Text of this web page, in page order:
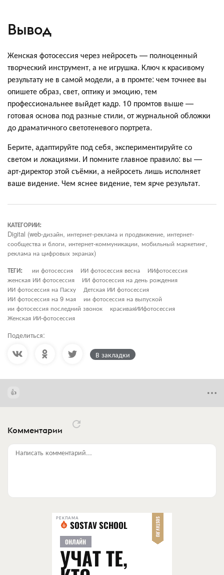
Вывод
Женская фотосессия через нейросеть — полноценный
творческий инструмент, а не игрушка. Ключ к красивому
результату не в самой модели, а в промте: чем точнее вы
опишете образ, свет, оптику и эмоцию, тем
профессиональнее выйдет кадр. 10 промтов выше —
готовая основа под разные стили, от журнальной обложки
до драматичного светотеневого портрета.
Берите, адаптируйте под себя, экспериментируйте со
светом и локациями. И помните главное правило: вы —
арт-директор этой съёмки, а нейросеть лишь исполняет
ваше видение. Чем яснее видение, тем ярче результат.
КАТЕГОРИИ:
Digital (web-дизайн, интернет-реклама и продвижение, интернет-
сообщества и блоги, интернет-коммуникации, мобильный маркетинг,
реклама на цифровых экранах)
ТЕГИ:
ии фотосессия ИИ фотосессия весна
ИИфотосессия
женская ИИ фотосессия
ИИ фотосессия на день рождения
ИИ фотосессия на Пасху
Детская ИИ фотосессия
ИИ фотосессия на 9 мая
ии фотосессия на выпуской
ии фотосессия последний звонок
красиваяИИфотосессия
Женская ИИ-фотосессия
Поделиться:
В закладки
Комментарии
Написать комментарий...
РЕКЛАМА